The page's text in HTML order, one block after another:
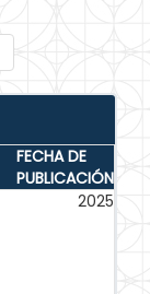
FECHA DE
PUBLICACIÓN
2025